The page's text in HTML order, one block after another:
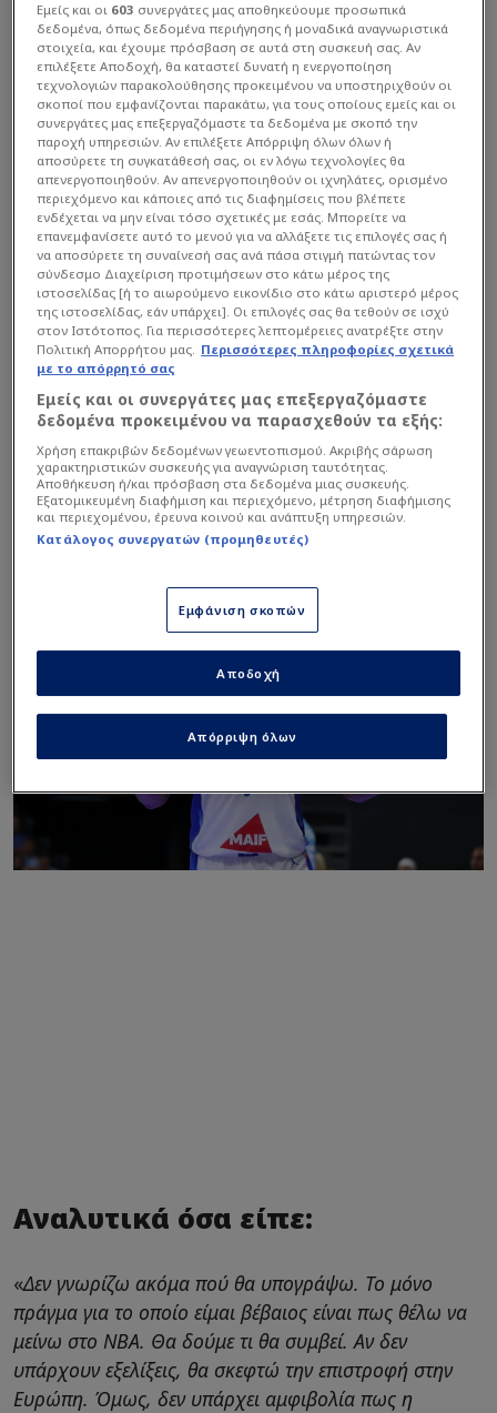
Παράλληλα, ο Γιαμπουσέλε δεν έκλεισε οριστικά
την πόρτα της επιστροφής στην Ευρώπη,
ξεκαθαρίζοντας πως θα εξετάσει όλα τα
ενδεχόμενα εφόσον δεν προκύψει κάποια
πρόταση από ομάδα τουNBAπου να
ανταποκρίνεται στις προσδοκίες του.
Αναλυτικά όσα είπε:
«Δεν γνωρίζω ακόμα πού θα υπογράψω. Το μόνο
πράγμα για το οποίο είμαι βέβαιος είναι πως θέλω να
μείνω στο ΝΒΑ. Θα δούμε τι θα συμβεί. Αν δεν
υπάρχουν εξελίξεις, θα σκεφτώ την επιστροφή στην
Ευρώπη. Όμως, δεν υπάρχει αμφιβολία πως η
Εμείς και οι 603 συνεργάτες μας αποθηκεύουμε προσωπικά
δεδομένα, όπως δεδομένα περιήγησης ή μοναδικά αναγνωριστικά
στοιχεία, και έχουμε πρόσβαση σε αυτά στη συσκευή σας. Αν
επιλέξετε Αποδοχή, θα καταστεί δυνατή η ενεργοποίηση
τεχνολογιών παρακολούθησης προκειμένου να υποστηριχθούν οι
σκοποί που εμφανίζονται παρακάτω, για τους οποίους εμείς και οι
συνεργάτες μας επεξεργαζόμαστε τα δεδομένα με σκοπό την
παροχή υπηρεσιών. Αν επιλέξετε Απόρριψη όλων όλων ή
αποσύρετε τη συγκατάθεσή σας, οι εν λόγω τεχνολογίες θα
απενεργοποιηθούν. Αν απενεργοποιηθούν οι ιχνηλάτες, ορισμένο
περιεχόμενο και κάποιες από τις διαφημίσεις που βλέπετε
ενδέχεται να μην είναι τόσο σχετικές με εσάς. Μπορείτε να
επανεμφανίσετε αυτό το μενού για να αλλάξετε τις επιλογές σας ή
να αποσύρετε τη συναίνεσή σας ανά πάσα στιγμή πατώντας τον
σύνδεσμο Διαχείριση προτιμήσεων στο κάτω μέρος της
ιστοσελίδας [ή το αιωρούμενο εικονίδιο στο κάτω αριστερό μέρος
της ιστοσελίδας, εάν υπάρχει]. Οι επιλογές σας θα τεθούν σε ισχύ
στον Ιστότοπος. Για περισσότερες λεπτομέρειες ανατρέξτε στην
Πολιτική Απορρήτου μας. Περισσότερες πληροφορίες σχετικά
με το απόρρητό σας
Εμείς και οι συνεργάτες μας επεξεργαζόμαστε
δεδομένα προκειμένου να παρασχεθούν τα εξής:
Χρήση επακριβών δεδομένων γεωεντοπισμού. Ακριβής σάρωση
χαρακτηριστικών συσκευής για αναγνώριση ταυτότητας.
Αποθήκευση ή/και πρόσβαση στα δεδομένα μιας συσκευής.
Εξατομικευμένη διαφήμιση και περιεχόμενο, μέτρηση διαφήμισης
και περιεχομένου, έρευνα κοινού και ανάπτυξη υπηρεσιών.
Κατάλογος συνεργατών (προμηθευτές)
Εμφάνιση σκοπών
Απόρριψη όλων
Αποδοχή